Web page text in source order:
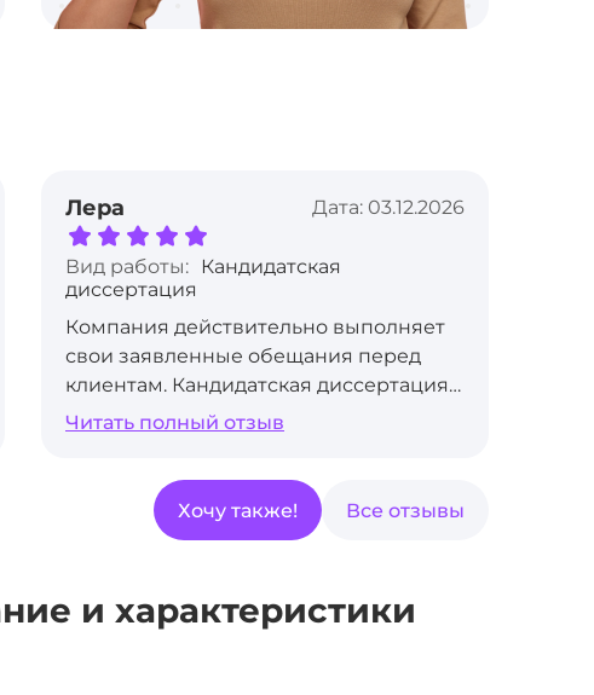
Лера Дата: 03.12.2026
Вид работы:
Кандидатская
диссертация
Компания действительно выполняет
свои заявленные обещания перед
клиентам. Кандидатская диссертация
написана и оформлена в срок,
бесплатные правки. Если нужно
дозаказать какую-то услугу, открыты к
Благодарю за помощь – однозначно
Читать полный отзыв
Хочу также! Все отзывы
и характеристики